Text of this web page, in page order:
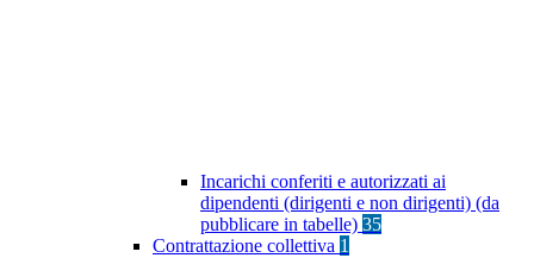
Incarichi conferiti e autorizzati ai
dipendenti (dirigenti e non dirigenti) (da
pubblicare in tabelle) 35
Contrattazione collettiva 1